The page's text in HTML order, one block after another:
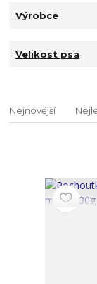
Výrobce
Velikost psa
Nejnovější